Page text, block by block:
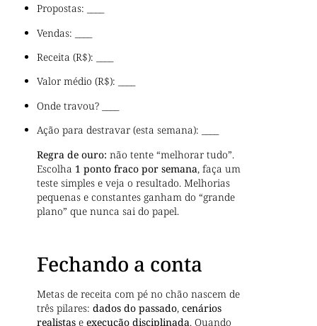
Propostas: ____
Vendas: ____
Receita (R$): ____
Valor médio (R$): ____
Onde travou? ____
Ação para destravar (esta semana): ____
Regra de ouro: não tente “melhorar tudo”.
Escolha 1 ponto fraco por semana, faça um
teste simples e veja o resultado. Melhorias
pequenas e constantes ganham do “grande
plano” que nunca sai do papel.
Fechando a conta
Metas de receita com pé no chão nascem de
três pilares:dados do passado,cenários
realistas eexecução disciplinada. Quando